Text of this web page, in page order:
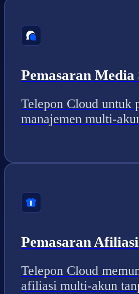
Pemasaran Media
Telepon Cloud untuk
manajemen multi-
Pemasaran Afiliasi
Telepon Cloud
afiliasi multi-akun